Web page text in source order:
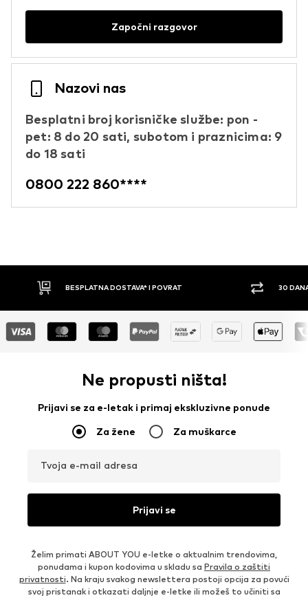
Započni razgovor
Nazovi nas
Besplatni broj korisničke službe: pon -
pet: 8 do 20 sati, subotom i praznicima: 9
do 18 sati
0800 222 860****
BESPLATNA DOSTAVA* I POVRAT 30
Ne propusti ništa!
Prijavi se za e-letak i primaj ekskluzivne ponude
Za žene Za muškarce
Tvoja e-mail adresa
Prijavi se
Želim primati ABOUT YOU e-letke o aktualnim trendovima,
ponudama i kupon kodovima u skladu sa Pravila o zaštiti
privatnosti. Na kraju svakog newslettera postoji opcija za povući
svoj pristanak i otkazati daljnje e-letke ili možeš to učiniti sa